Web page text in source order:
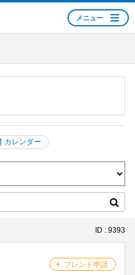
メニュー
カレンダー
ID : 9393
フレンド申請